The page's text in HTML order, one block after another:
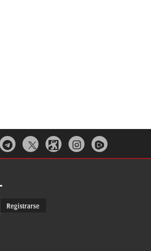
  
Registrarse